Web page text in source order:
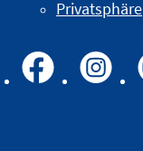
Privatsphäre